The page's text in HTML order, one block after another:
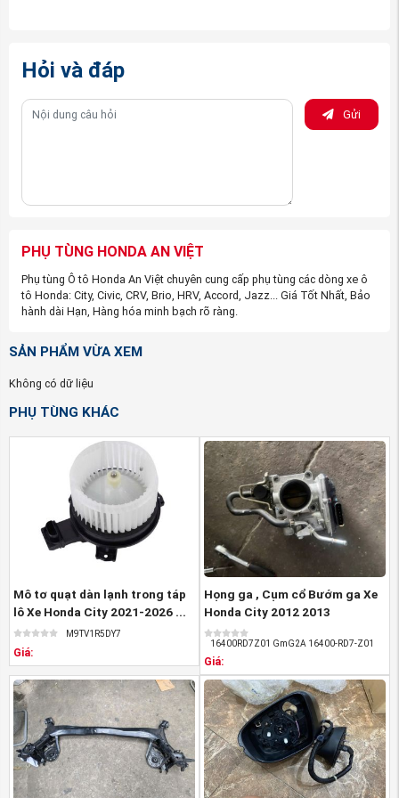
PhutungotoHonda.com)
Nhưng khi đến với công ty phụ tùng ô tô Honda An Việt,
các bạn yên tâm về tất cả vấn đề trên. Công ty chúng tôi
đặt chữ “Tín” lên hàng đầu, và với đội ngũ nhân viên kinh
chắn sẽ giúp bạn tìm được đúng sản phẩm mà bạn cần
Cách phân biệt được Mặt ca lăng xe Honda CITY
2014-2017 hàng chính hãng và hàng nhái:
Tem nhãn: Theo đúng tiêu chuẩn hãng
Bao bì: sản phẩm được đựng trong hộp theo tiêu
chuẩn của Hondao. Motors
Đường nét sản phẩm sắc sảo, rõ nét, không có
nhựa thừa, không trầy xước.
(Mặt ca lăng xe Honda CITY 2014-2017 nguồn
PhutungotoHonda.com)
Hỏi và đáp
Gửi
PHỤ TÙNG HONDA AN VIỆT
Phụ tùng Ô tô Honda An Việt chuyên cung cấp phụ tùng các dòng xe ô
tô Honda: City, Civic, CRV, Brio, HRV, Accord, Jazz... Giá Tốt Nhất, Bảo
hành dài Hạn, Hàng hóa minh bạch rõ ràng.
SẢN PHẨM VỪA XEM
Không có dữ liệu
PHỤ TÙNG KHÁC
Mô tơ quạt dàn lạnh trong táp
lô Xe Honda City 2021-2026 ...
M9TV1R5DY7
Giá:
Họng ga , Cụm cổ Bướm ga Xe
Honda City 2012 2013
16400RD7Z01 ...
16400RD7Z01 GmG2A 16400-RD7-Z01
Giá: